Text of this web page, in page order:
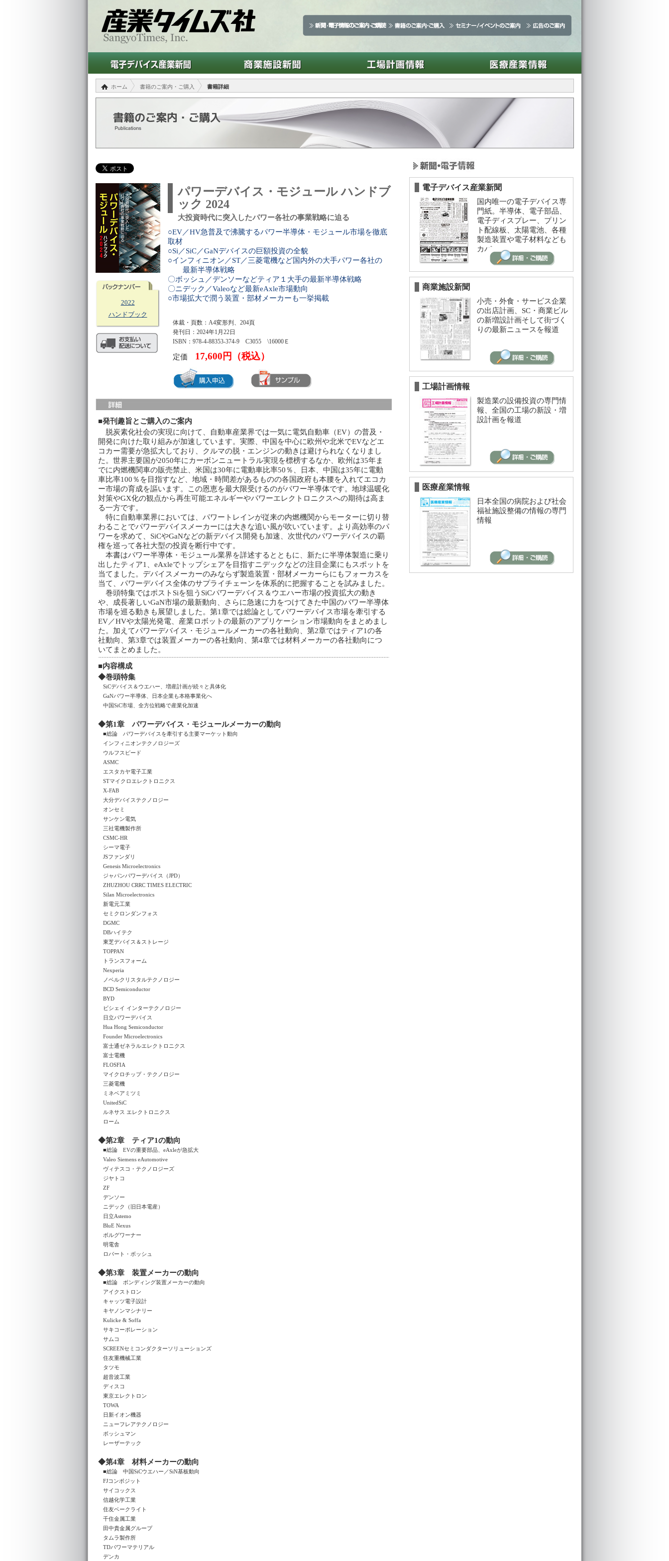
ホーム 書籍のご案内・ご購入 書籍詳細
2022
ハンドブック
パワーデバイス・モジュール ハンドブ
ック 2024
大投資時代に突入したパワー各社の事業戦略に迫る
○EV／HV急普及で沸騰するパワー半導体・モジュール市場を徹底
取材
○Si／SiC／GaNデバイスの巨額投資の全貌
○インフィニオン／ST／三菱電機など国内外の大手パワー各社の
最新半導体戦略
〇ボッシュ／デンソーなどティア１大手の最新半導体戦略
〇ニデック／Valeoなど最新eAxle市場動向
○市場拡大で潤う装置・部材メーカーも一挙掲載
体裁・頁数： A4変形判、204頁
発刊日： 2024年1月22日
ISBN：978-4-88353-374-9 C3055 \16000Ｅ
定価 17,600円（税込）
■発刊趣旨とご購入のご案内
脱炭素化社会の実現に向けて、自動車産業界では一気に電気自動車（EV）の普及・
開発に向けた取り組みが加速しています。実際、中国を中心に欧州や北米でEVなどエ
コカー需要が急拡大しており、クルマの脱・エンジンの動きは避けられなくなりまし
た。世界主要国が2050年にカーボンニュートラル実現を標榜するなか、欧州は35年ま
でに内燃機関車の販売禁止、米国は30年に電動車比率50％、日本、中国は35年に電動
車比率100％を目指すなど、地域・時間差があるものの各国政府も本腰を入れてエコカ
ー市場の育成を謳います。この恩恵を最大限受けるのがパワー半導体です。地球温暖化
対策やGX化の観点から再生可能エネルギーやパワーエレクトロニクスへの期待は高ま
る一方です。
特に自動車業界においては、パワートレインが従来の内燃機関からモーターに切り替
わることでパワーデバイスメーカーには大きな追い風が吹いています。より高効率のパ
ワーを求めて、SiCやGaNなどの新デバイス開発も加速、次世代のパワーデバイスの覇
権を巡って各社大型の投資を断行中です。
本書はパワー半導体・モジュール業界を詳述するとともに、新たに半導体製造に乗り
出したティア1、eAxleでトップシェアを目指すニデックなどの注目企業にもスポットを
当てました。デバイスメーカーのみならず製造装置・部材メーカーらにもフォーカスを
当て、パワーデバイス全体のサプライチェーンを体系的に把握することを試みました。
巻頭特集ではポストSiを狙うSiCパワーデバイス＆ウエハー市場の投資拡大の動き
や、成長著しいGaN市場の最新動向、さらに急速に力をつけてきた中国のパワー半導体
市場を巡る動きも展望しました。第1章では総論としてパワーデバイス市場を牽引する
EV／HVや太陽光発電、産業ロボットの最新のアプリケーション市場動向をまとめまし
た。加えてパワーデバイス・モジュールメーカーの各社動向、第2章ではティア1の各
社動向、第3章では装置メーカーの各社動向、第4章では材料メーカーの各社動向につ
いてまとめました。
■内容構成
◆巻頭特集
SiCデバイス＆ウエハー、増産計画が続々と具体化
GaNパワー半導体、日本企業も本格事業化へ
中国SiC市場、全方位戦略で産業化加速
◆第1章 パワーデバイス・モジュールメーカーの動向
■総論 パワーデバイスを牽引する主要マーケット動向
インフィニオンテクノロジーズ
ウルフスピード
ASMC
エスタカヤ電子工業
STマイクロエレクトロニクス
X-FAB
大分デバイステクノロジー
オンセミ
サンケン電気
三社電機製作所
CSMC-HR
シーマ電子
JSファンダリ
Genesis Microelectronics
ジャパンパワーデバイス（JPD）
ZHUZHOU CRRC TIMES ELECTRIC
Silan Microelectronics
新電元工業
セミクロンダンフォス
DGMC
DBハイテク
東芝デバイス＆ストレージ
TOPPAN
トランスフォーム
Nexperia
ノベルクリスタルテクノロジー
BCD Semiconductor
BYD
ビシェイ インターテクノロジー
日立パワーデバイス
Hua Hong Semiconductor
Founder Microelectronics
富士通ゼネラルエレクトロニクス
富士電機
FLOSFIA
マイクロチップ・テクノロジー
三菱電機
ミネベアミツミ
UnitedSiC
ルネサス エレクトロニクス
ローム
◆第2章 ティア1の動向
■総論 EVの重要部品、eAxleが急拡大
Valeo Siemens eAutomotive
ヴィテスコ・テクノロジーズ
ジヤトコ
ZF
デンソー
ニデック（旧日本電産）
日立Astemo
BluE Nexus
ボルグワーナー
明電舎
ロバート・ボッシュ
◆第3章 装置メーカーの動向
■総論 ボンディング装置メーカーの動向
アイクストロン
キャッツ電子設計
キヤノンマシナリー
Kulicke & Soffa
サキコーポレーション
サムコ
SCREENセミコンダクターソリューションズ
住友重機械工業
タツモ
超音波工業
ディスコ
東京エレクトロン
TOWA
日新イオン機器
ニューフレアテクノロジー
ボッシュマン
レーザーテック
◆第4章 材料メーカーの動向
■総論 中国SiCウエハー／SiN基板動向
FJコンポジット
サイコックス
信越化学工業
住友ベークライト
千住金属工業
田中貴金属グループ
タムラ製作所
TDパワーマテリアル
デンカ
電子デバイス産業新聞
国内唯一の電子デバイス専
門紙。半導体、電子部品、
電子ディスプレー、プリン
ト配線板、太陽電池、各種
製造装置や電子材料なども
カバー
商業施設新聞
小売・外食・サービス企業
の出店計画、SC・商業ビル
の新増設計画そして街づく
りの最新ニュースを報道
工場計画情報
製造業の設備投資の専門情
報、全国の工場の新設・増
設計画を報道
医療産業情報
日本全国の病院および社会
福祉施設整備の情報の専門
情報